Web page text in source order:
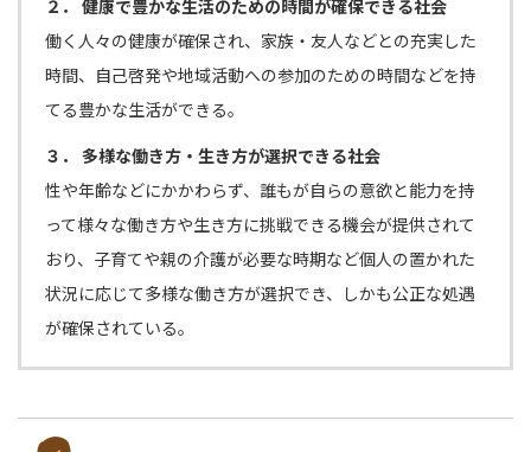
２． 健康で豊かな生活のための時間が確保できる社会
働く人々の健康が確保され、家族・友人などとの充実した
時間、自己啓発や地域活動への参加のための時間などを持
てる豊かな生活ができる。
３． 多様な働き方・生き方が選択できる社会
性や年齢などにかかわらず、誰もが自らの意欲と能力を持
って様々な働き方や生き方に挑戦できる機会が提供されて
おり、子育てや親の介護が必要な時期など個人の置かれた
状況に応じて多様な働き方が選択でき、しかも公正な処遇
が確保されている。